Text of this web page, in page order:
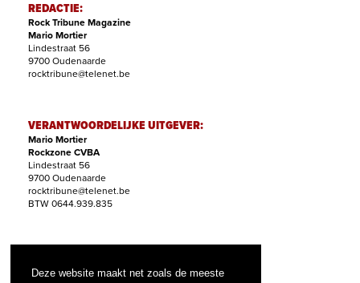
Deze website maakt net zoals de meeste
REDACTIE:
Rock Tribune Magazine
Mario Mortier
Lindestraat 56
9700 Oudenaarde
rocktribune@telenet.be
VERANTWOORDELIJKE UITGEVER:
Mario Mortier
Rockzone CVBA
Lindestraat 56
9700 Oudenaarde
rocktribune@telenet.be
BTW 0644.939.835
Filip Nollet